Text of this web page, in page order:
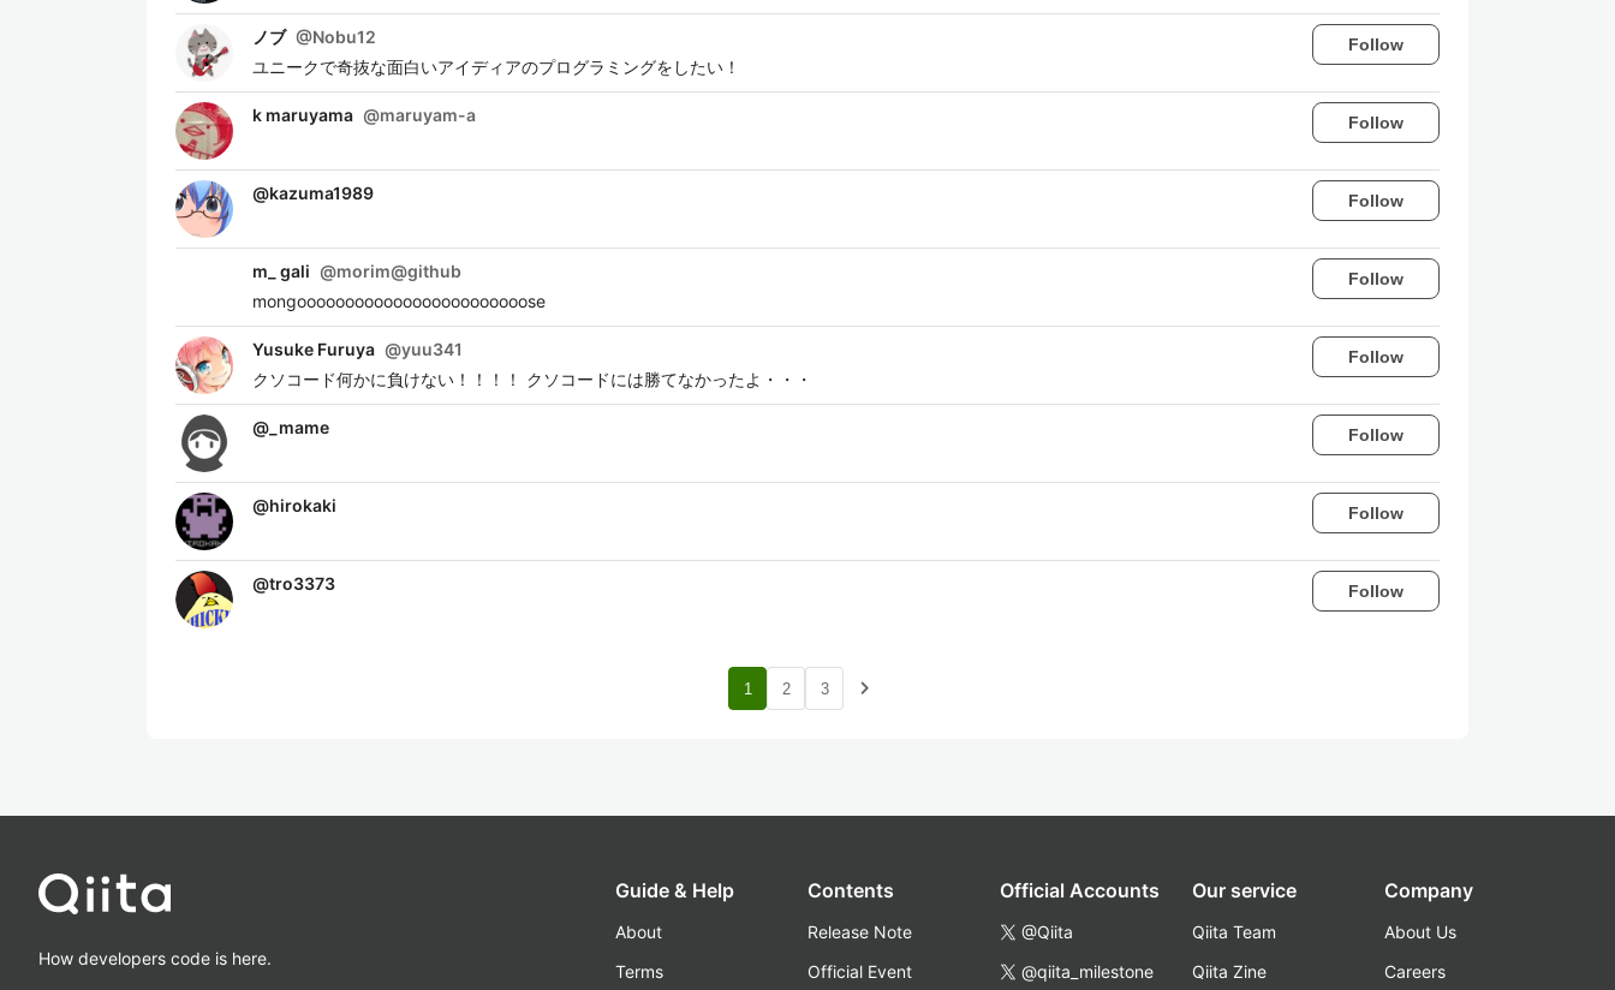
ノブ @Nobu12
ユニークで奇抜な面白いアイディアのプログラミングをしたい！
Follow
k maruyama @maruyam-a Follow
@kazuma1989 Follow
m_ gali @morim@github
mongoooooooooooooooooooooooose
Follow
Yusuke Furuya @yuu341
クソコード何かに負けない！！！！ クソコードには勝てなかったよ・・・
Follow
@ _mame Follow
@hirokaki Follow
@tro3373 Follow
1 2 3 navigate_next
How developers code is here.
Guide & Help
About
Terms
Contents
Release Note
Official Event
Official Accounts
@Qiita
@qiita_milestone
Our service
Qiita Team
Qiita Zine
Company
About Us
Careers